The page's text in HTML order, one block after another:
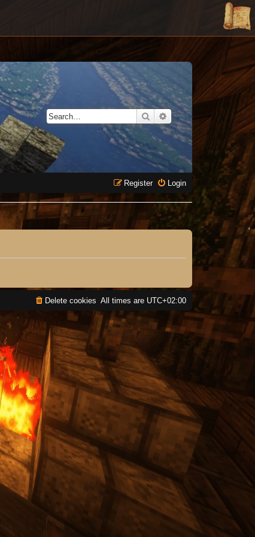
SearchAdvanced search
Login
Register
All times are UTC+02:00
Delete cookies